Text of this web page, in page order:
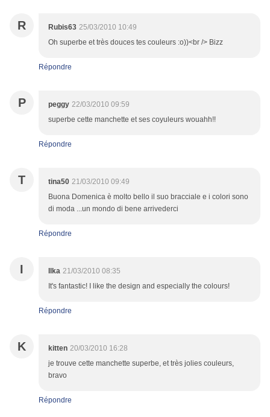
R Rubis63 25/03/2010 10:49
Oh superbe et très douces tes couleurs :o))<br /> Bizz
Répondre
P peggy 22/03/2010 09:59
superbe cette manchette et ses coyuleurs wouahh!!
Répondre
T tina50 21/03/2010 09:49
Buona Domenica è molto bello il suo bracciale e i colori sono
di moda ...un mondo di bene arrivederci
Répondre
I Ilka 21/03/2010 08:35
It's fantastic! I like the design and especially the colours!
Répondre
K kitten 20/03/2010 16:28
je trouve cette manchette superbe, et très jolies couleurs,
bravo
Répondre